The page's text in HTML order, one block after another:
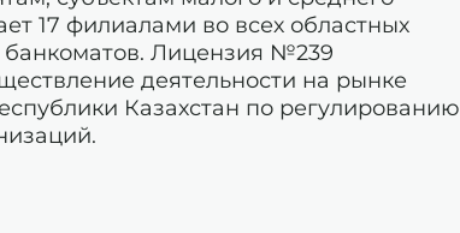
17 филиалами во всех областных
банкоматов. Лицензия №239
деятельности на рынке
Казахстан по регулированию